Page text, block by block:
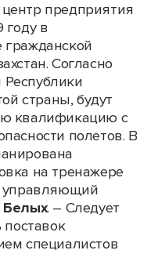
предприятия
в
Согласно
страны, будут
квалификацию с
полетов. В
на тренажере
управляющий
. – Следует
поставок
специалистов